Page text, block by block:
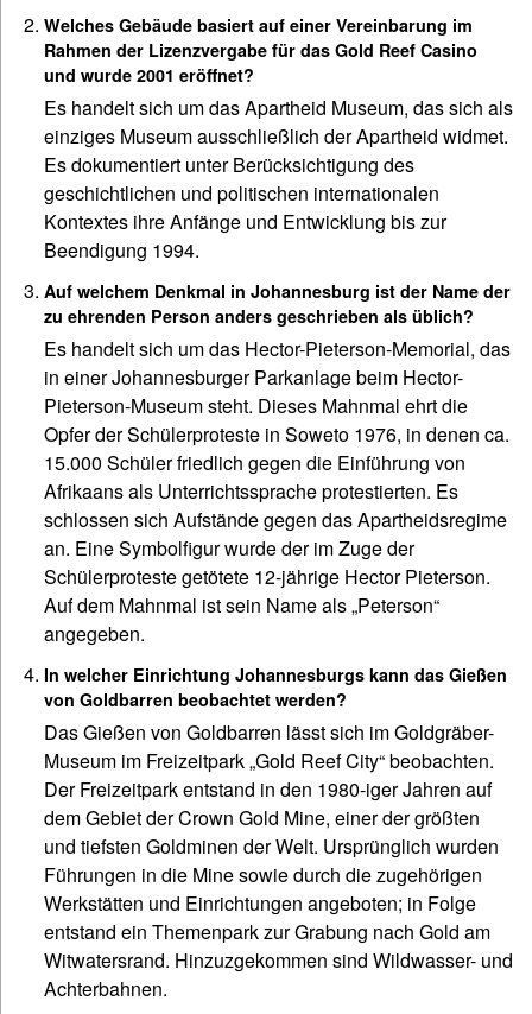
Welches Gebäude basiert auf einer Vereinbarung im
Rahmen der Lizenzvergabe für das Gold Reef Casino
und wurde 2001 eröffnet?
Es handelt sich um das Apartheid Museum, das sich als
einziges Museum ausschließlich der Apartheid widmet.
Es dokumentiert unter Berücksichtigung des
geschichtlichen und politischen internationalen
Kontextes ihre Anfänge und Entwicklung bis zur
Beendigung 1994.
Auf welchem Denkmal in Johannesburg ist der Name der
zu ehrenden Person anders geschrieben als üblich?
Es handelt sich um das Hector-Pieterson-Memorial, das
in einer Johannesburger Parkanlage beim Hector-
Pieterson-Museum steht. Dieses Mahnmal ehrt die
Opfer der Schülerproteste in Soweto 1976, in denen ca.
15.000 Schüler friedlich gegen die Einführung von
Afrikaans als Unterrichtssprache protestierten. Es
schlossen sich Aufstände gegen das Apartheidsregime
an. Eine Symbolfigur wurde der im Zuge der
Schülerproteste getötete 12-jährige Hector Pieterson.
Auf dem Mahnmal ist sein Name als „Peterson“
angegeben.
In welcher Einrichtung Johannesburgs kann das Gießen
von Goldbarren beobachtet werden?
Das Gießen von Goldbarren lässt sich im Goldgräber-
Museum im Freizeitpark „Gold Reef City“ beobachten.
Der Freizeitpark entstand in den 1980-iger Jahren auf
dem Gebiet der Crown Gold Mine, einer der größten
und tiefsten Goldminen der Welt. Ursprünglich wurden
Führungen in die Mine sowie durch die zugehörigen
Werkstätten und Einrichtungen angeboten; in Folge
entstand ein Themenpark zur Grabung nach Gold am
Witwatersrand. Hinzuzgekommen sind Wildwasser- und
Achterbahnen.